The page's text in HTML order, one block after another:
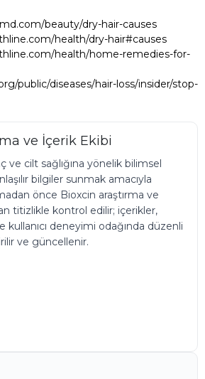
beauty/dry-hair-causes
health/dry-hair#causes
health/home-remedies-for-
public/diseases/hair-loss/insider/stop-
ve İçerik Ekibi
ve cilt sağlığına yönelik bilimsel
bilgiler sunmak amacıyla
önce Bioxcin araştırma ve
titizlikle kontrol edilir; içerikler,
kullanıcı deneyimi odağında düzenli
ve güncellenir.